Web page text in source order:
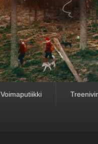
Voimaputiikki